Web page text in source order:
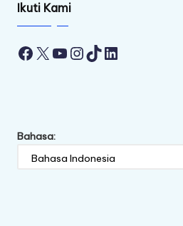
Ikuti Kami
Facebook
X YouTube
Instagram
TikTok
LinkedIn
Bahasa: